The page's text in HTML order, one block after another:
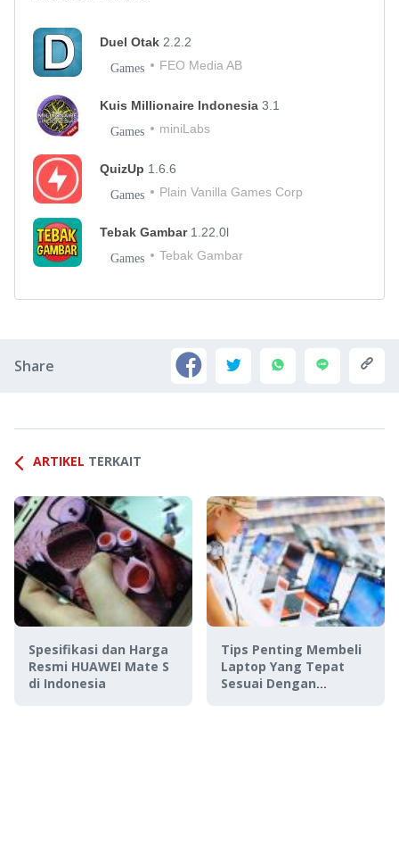
Duel Otak 2.2.2
Games FEO Media AB
Kuis Millionaire Indonesia 3.1
Games miniLabs
QuizUp 1.6.6
Games Plain Vanilla Games Corp
Tebak Gambar 1.22.0l
Games Tebak Gambar
Share
ARTIKEL TERKAIT
Spesifikasi dan Harga
Resmi HUAWEI Mate S
di Indonesia
Tips Penting Membeli
Laptop Yang Tepat
Sesuai Dengan